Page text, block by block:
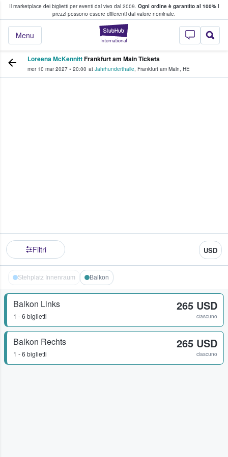
Il marketplace dei biglietti per eventi dal vivo dal 2009. Ogni ordine è garantito al 100%I
prezzi possono essere differenti dal valore nominale.
StubHub - Dove
Menu
fan comprano e vendono biglietti
Loreena McKennittFrankfurt am Main Tickets
mer 10 mar 2027 • 20:00 at Jahrhunderthalle, Frankfurt am Main, HE
Filtri USD
Stehplatz Innenraum Balkon
Balkon Links
1 - 6 biglietti
265 USD
ciascuno
Balkon Rechts
1 - 6 biglietti
265 USD
ciascuno